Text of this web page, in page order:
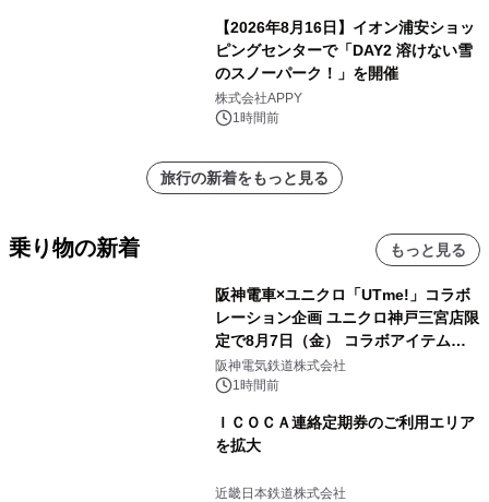
【2026年8月16日】イオン浦安ショッ
ピングセンターで「DAY2 溶けない雪
のスノーパーク！」を開催
株式会社APPY
1時間前
旅行の新着をもっと見る
乗り物の新着 もっと見る
阪神電車×ユニクロ「UTme!」コラボ
レーション企画 ユニクロ神戸三宮店限
定で8月7日（金） コラボアイテムが
発売決定！
阪神電気鉄道株式会社
1時間前
ＩＣＯＣＡ連絡定期券のご利用エリア
を拡大
近畿日本鉄道株式会社